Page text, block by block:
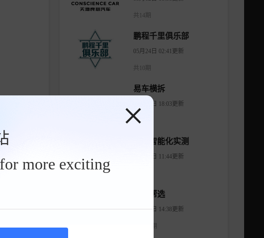
more exciting
共14期
鹏程千里俱乐部
05月24日 02:41更新
共10期
易车横拆
07月02日 18:03更新
共2期
易车智能化实测
08月14日 11:44更新
有车帮选
04月11日 14:38更新
共1474期